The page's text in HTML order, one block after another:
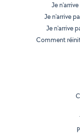
Je
Je n'arrive
Je n'arrive
Comment